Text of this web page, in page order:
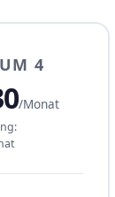
4
/Monat